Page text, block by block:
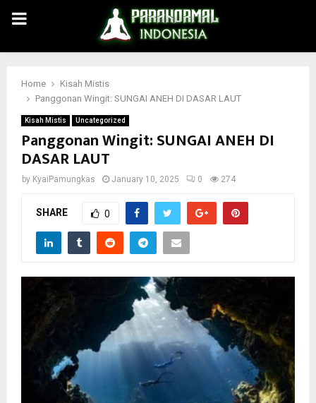
PRIMARY
MENU
Home
Kisah Mistis
Panggonan Wingit: SUNGAI ANEH DI DASAR LAUT
Kisah Mistis Uncategorized
Panggonan Wingit: SUNGAI ANEH DI
DASAR LAUT
by KyaiPamungkas January 10, 2025 0 274
SHARE 0